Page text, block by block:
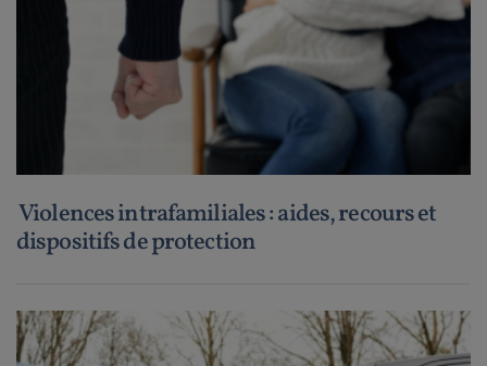
Violences intrafamiliales : aides, recours et
dispositifs de protection